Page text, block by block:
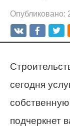
Опубликовано:
сегодня
подчеркнет